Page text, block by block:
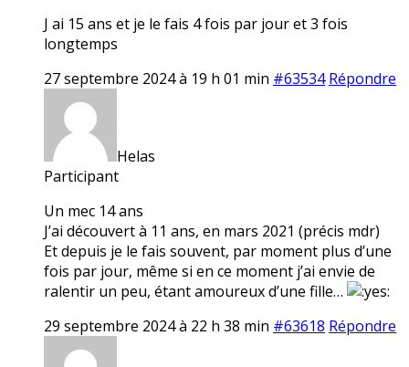
J ai 15 ans et je le fais 4 fois par jour et 3 fois
longtemps
27 septembre 2024 à 19 h 01 min #63534 Répondre
Helas
Participant
Un mec 14 ans
J’ai découvert à 11 ans, en mars 2021 (précis mdr)
Et depuis je le fais souvent, par moment plus d’une
fois par jour, même si en ce moment j’ai envie de
ralentir un peu, étant amoureux d’une fille…
29 septembre 2024 à 22 h 38 min #63618 Répondre